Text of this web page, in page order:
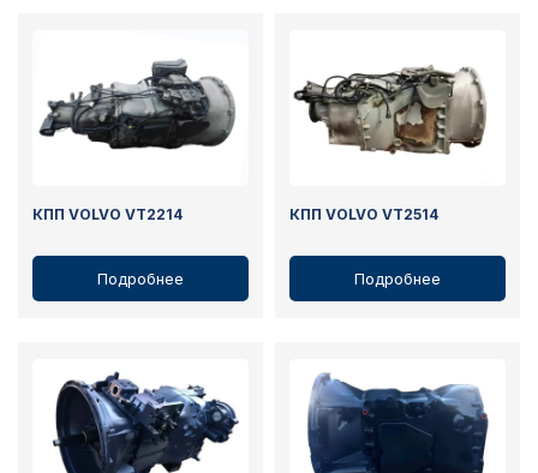
КПП VOLVO VT2214
Подробнее
КПП VOLVO VT2514
Подробнее